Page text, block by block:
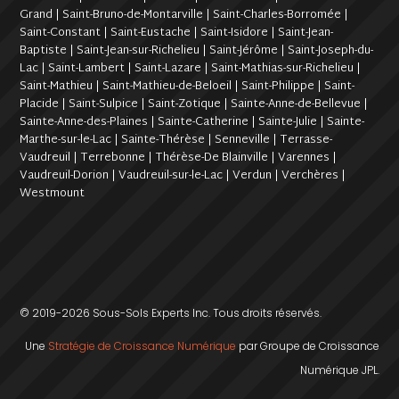
Grand | Saint-Bruno-de-Montarville | Saint-Charles-Borromée |
Saint-Constant | Saint-Eustache | Saint-Isidore | Saint-Jean-
Baptiste | Saint-Jean-sur-Richelieu | Saint-Jérôme | Saint-Joseph-du-
Lac | Saint-Lambert | Saint-Lazare | Saint-Mathias-sur-Richelieu |
Saint-Mathieu | Saint-Mathieu-de-Beloeil | Saint-Philippe | Saint-
Placide | Saint-Sulpice | Saint-Zotique | Sainte-Anne-de-Bellevue |
Sainte-Anne-des-Plaines | Sainte-Catherine | Sainte-Julie | Sainte-
Marthe-sur-le-Lac | Sainte-Thérèse | Senneville | Terrasse-
Vaudreuil | Terrebonne | Thérèse-De Blainville | Varennes |
Vaudreuil-Dorion | Vaudreuil-sur-le-Lac | Verdun | Verchères |
Westmount
© 2019-2026 Sous-Sols Experts Inc. Tous droits réservés.
Une Stratégie de Croissance Numérique par Groupe de Croissance
Numérique JPL.